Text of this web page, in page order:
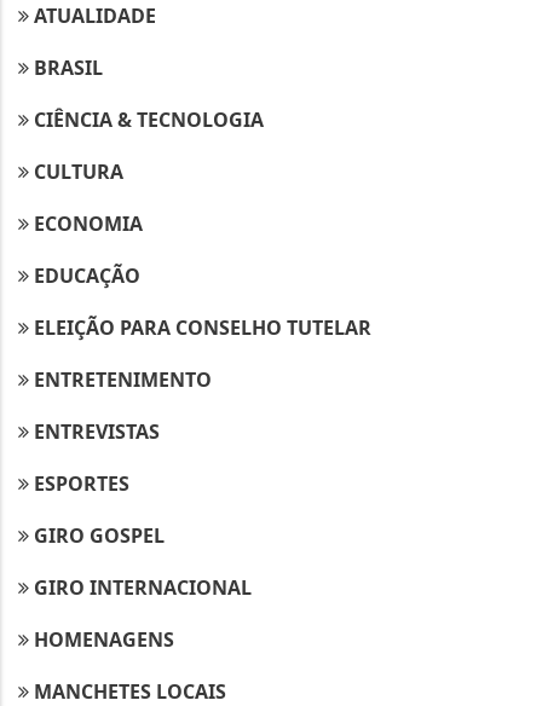
ATUALIDADE
BRASIL
CIÊNCIA & TECNOLOGIA
CULTURA
ECONOMIA
EDUCAÇÃO
ELEIÇÃO PARA CONSELHO TUTELAR
ENTRETENIMENTO
ENTREVISTAS
ESPORTES
GIRO GOSPEL
GIRO INTERNACIONAL
HOMENAGENS
MANCHETES LOCAIS